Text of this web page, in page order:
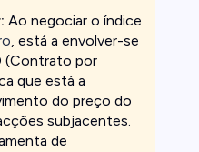
Ao negociar o índice
, está a envolver-se
(Contrato por
que está a
do preço do
subjacentes.
de